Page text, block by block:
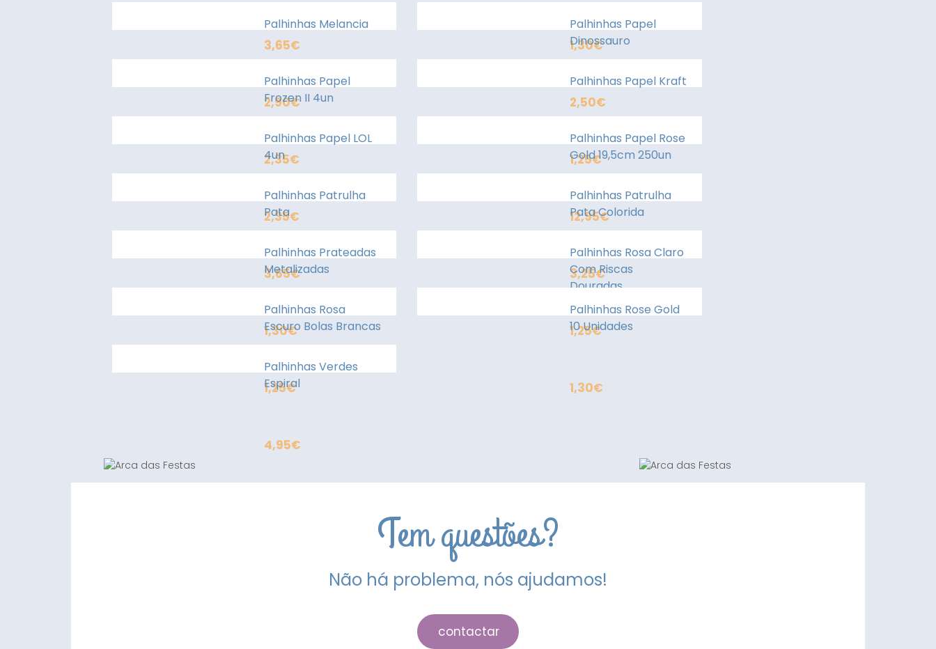
3,65€ 1,30€
Palhinhas Melancia
2,90€
Palhinhas Papel
Dinossauro
2,50€
Palhinhas Papel
Frozen II 4un
2,35€
Palhinhas Papel Kraft
1,25€
Palhinhas Papel LOL
4un
2,35€
Palhinhas Papel Rose
Gold 19,5cm 250un
12,95€
Palhinhas Patrulha
Pata
3,65€
Palhinhas Patrulha
Pata Colorida
3,25€
Palhinhas Prateadas
Metalizadas
1,30€
Palhinhas Rosa Claro
Com Riscas
Douradas
1,25€
Palhinhas Rosa
Escuro Bolas Brancas
1,25€
Palhinhas Rose Gold
10 Unidades
1,30€
Palhinhas Verdes
Espiral
4,95€
Tem questões?
Não há problema, nós ajudamos!
contactar